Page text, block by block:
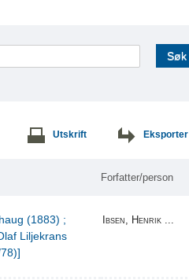
Søk
Utskrift Eksporter
Forfatter/person
(1883) ;
Liljekrans
Ibsen, Henrik ...